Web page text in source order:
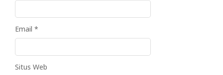
Email *
Situs Web